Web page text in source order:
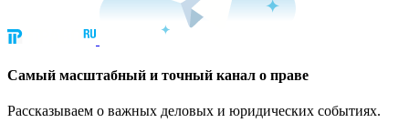
Cамый масштабный и точный канал о праве
Рассказываем о важных деловых и юридических событиях.